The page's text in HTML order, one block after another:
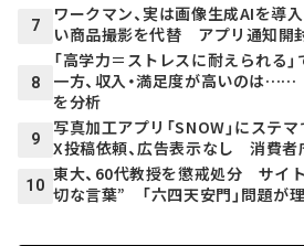
7
ワークマン、実は画像生成AIを
い商品撮影を代替 アプリ通知開
8
「高学力＝ストレスに耐えられる
一方、収入・満足度が高いのは
を分析
9
写真加工アプリ「SNOW」にステ
X投稿依頼、広告表示なし 消費者
10
東大、60代教授を懲戒処分 サイ
切な言葉” 「六四天安門」問題が